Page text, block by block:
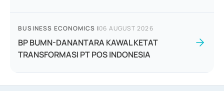
BUSINESS ECONOMICS |06 AUGUST 2026
BP BUMN-DANANTARA KAWAL KETAT
TRANSFORMASI PT POS INDONESIA